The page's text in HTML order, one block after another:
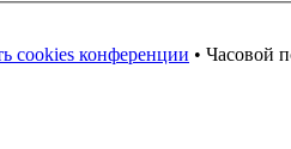
cookies конференции • Часовой